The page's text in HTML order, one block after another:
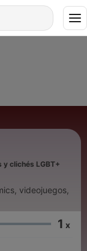
y clichés LGBT+
videojuegos,
1 x